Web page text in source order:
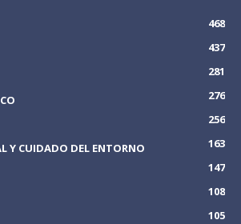
468
437
281
276
256
Y CUIDADO DEL ENTORNO
163
147
108
105